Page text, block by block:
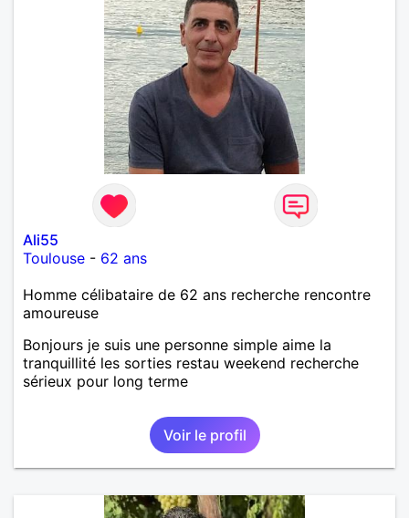
Ali55
Toulouse - 62 ans
Homme célibataire de 62 ans recherche rencontre
amoureuse
Bonjours je suis une personne simple aime la
tranquillité les sorties restau weekend recherche
sérieux pour long terme
Voir le profil